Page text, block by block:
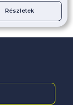
Részletek